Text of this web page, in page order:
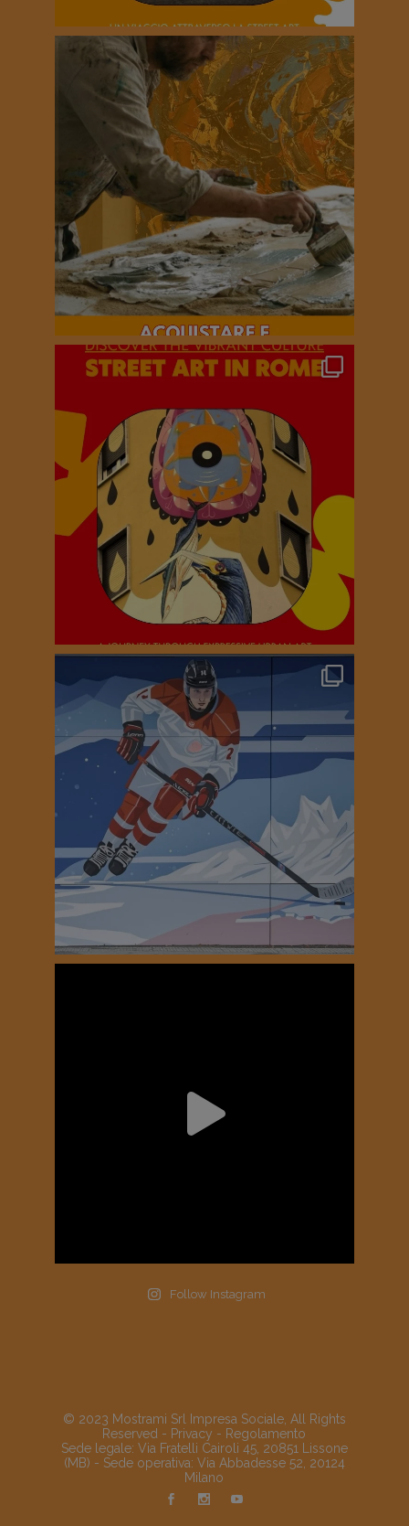
Follow Instagram
© 2023 Mostrami Srl Impresa Sociale, All Rights
Reserved - Privacy - Regolamento
Sede legale: Via Fratelli Cairoli 45, 20851 Lissone
(MB) - Sede operativa: Via Abbadesse 52, 20124
Milano